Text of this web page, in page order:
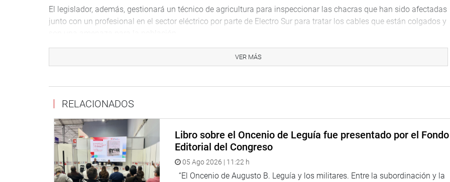
El legislador, además, gestionará un técnico de agricultura para inspeccionar las chacras que han sido afectadas
junto con un profesional en el sector eléctrico por parte de Electro Sur para tratar los cables que están colgados y
VER MÁS
RELACIONADOS
Libro sobre el Oncenio de Leguía fue presentado por el Fondo
Editorial del Congreso
05 Ago 2026 | 11:22 h
“El Oncenio de Augusto B. Leguía y los militares. Entre la subordinación y la